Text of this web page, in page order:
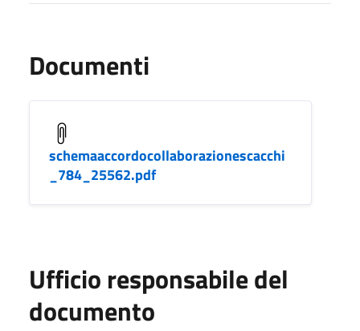
Documenti
schemaaccordocollaborazionescacchi
_784_25562.pdf
Ufficio responsabile del
documento